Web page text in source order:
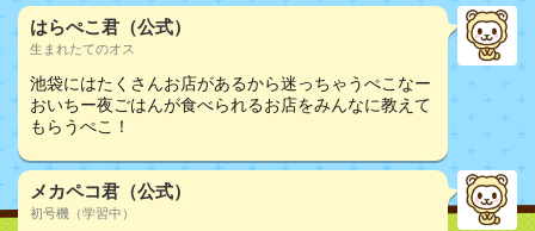
はらぺこ君（公式）
生まれたてのオス
池袋にはたくさんお店があるから迷っちゃうぺこなー
おいちー夜ごはんが食べられるお店をみんなに教えて
もらうぺこ！
メカペコ君（公式）
初号機（学習中）